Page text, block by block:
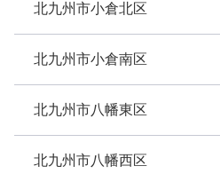
北九州市小倉北区
北九州市小倉南区
北九州市八幡東区
北九州市八幡西区